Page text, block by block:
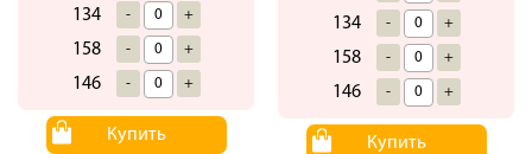
134 - +
158 - +
146 - +
Купить
134 - +
158 - +
146 - +
Купить